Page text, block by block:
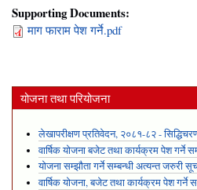
Supporting Documents:
माग फाराम पेश गर्ने.pdf
योजना तथा परियोजना
लेखापरीक्षण प्रतिवेदन, २०८१-८२ -
वार्षिक योजना बजेट तथा कार्यक्रम पेश गर्ने
योजना सम्झौता गर्ने सम्बन्धी अत्यन्त जरुरी
वार्षिक योजना, बजेट तथा कार्यक्रम पेश गर्ने